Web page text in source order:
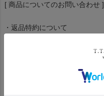
[ 商品についてのお問い合わせ ]
・返品特約について